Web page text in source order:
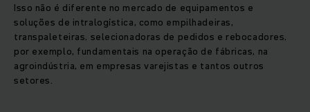
Isso não é diferente no mercado de equipamentos e
soluções de intralogística, como empilhadeiras,
transpaleteiras, selecionadoras de pedidos e rebocadores,
por exemplo, fundamentais na operação de fábricas, na
agroindústria, em empresas varejistas e tantos outros
setores.